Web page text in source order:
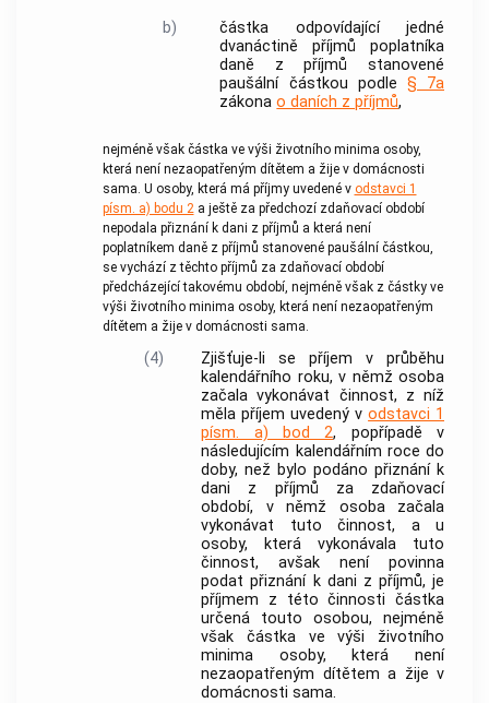
b)
částka odpovídající jedné
dvanáctině příjmů poplatníka
daně z příjmů stanovené
paušální částkou podle § 7a
zákonao daních z příjmů,
nejméně však částka ve výši životního minima osoby,
která není nezaopatřeným dítětem a žije v domácnosti
sama. U osoby, která má příjmy uvedené v odstavci 1
písm. a) bodu 2 a ještě za předchozí zdaňovací období
nepodala přiznání k dani z příjmů a která není
poplatníkem daně z příjmů stanovené paušální částkou,
se vychází z těchto příjmů za zdaňovací období
předcházející takovému období, nejméně však z částky ve
výši životního minima osoby, která není nezaopatřeným
dítětem a žije v domácnosti sama.
(4)
Zjišťuje-li se příjem v průběhu
kalendářního roku, v němž osoba
začala vykonávat činnost, z níž
měla příjem uvedený vodstavci 1
písm. a) bod 2, popřípadě v
následujícím kalendářním roce do
doby, než bylo podáno přiznání k
dani z příjmů za zdaňovací
období, v němž osoba začala
vykonávat tuto činnost, a u
osoby, která vykonávala tuto
činnost, avšak není povinna
podat přiznání k dani z příjmů, je
příjmem z této činnosti částka
určená touto osobou, nejméně
však částka ve výši životního
minima osoby, která není
nezaopatřeným dítětem a žije v
domácnosti sama.